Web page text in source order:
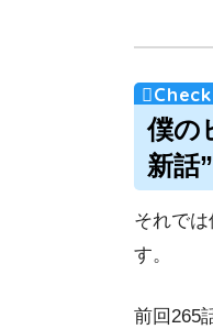
僕の
新話
それで
す。
前回265